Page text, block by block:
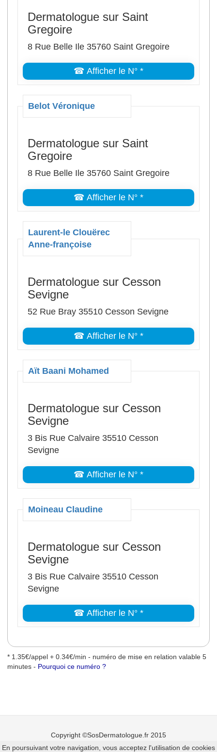
Dermatologue sur Saint
Gregoire
8 Rue Belle Ile 35760 Saint Gregoire
☎ Afficher le N° *
Belot Véronique
Dermatologue sur Saint
Gregoire
8 Rue Belle Ile 35760 Saint Gregoire
☎ Afficher le N° *
Laurent-le Clouërec
Anne-françoise
Dermatologue sur Cesson
Sevigne
52 Rue Bray 35510 Cesson Sevigne
☎ Afficher le N° *
Aït Baani Mohamed
Dermatologue sur Cesson
Sevigne
3 Bis Rue Calvaire 35510 Cesson
Sevigne
☎ Afficher le N° *
Moineau Claudine
Dermatologue sur Cesson
Sevigne
3 Bis Rue Calvaire 35510 Cesson
Sevigne
☎ Afficher le N° *
* 1.35€/appel + 0.34€/min - numéro de mise en relation valable 5
minutes - Pourquoi ce numéro ?
Copyright ©SosDermatologue.fr 2015
En poursuivant votre navigation, vous acceptez l'utilisation de cookies